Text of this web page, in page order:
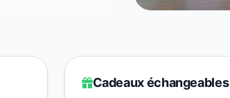
Cadeaux échangeables